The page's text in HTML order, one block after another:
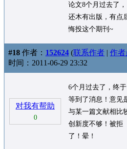
论文8个月过去了，
还木有出版，有点
悔投这个期刊~
#18 作者： 152624 (联系作者 | 作者
时间：2011-06-29 23:32
对我有帮助
0
6个月过去了，终于
等到了消息！意见
与某一篇文献相比
创新度不够！被拒
了！晕！